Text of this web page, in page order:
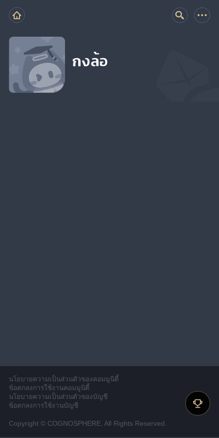
กงล้อ
นโยบายความเป็นส่วนตัวของคอมมูนิตี้
ข้อตกลงการใช้งานคอมมูนิตี้
นโยบายความเป็นส่วนตัวของบัญชี
ข้อตกลงการใช้งานบัญชี
Copyright © COGNOSPHERE. All Rights Reserved.